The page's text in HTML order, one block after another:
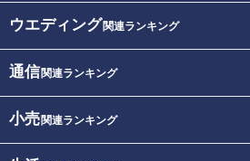
ウエディング関連ランキング
通信関連ランキング
小売関連ランキング